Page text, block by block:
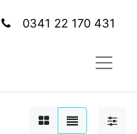
0341 22 170 431